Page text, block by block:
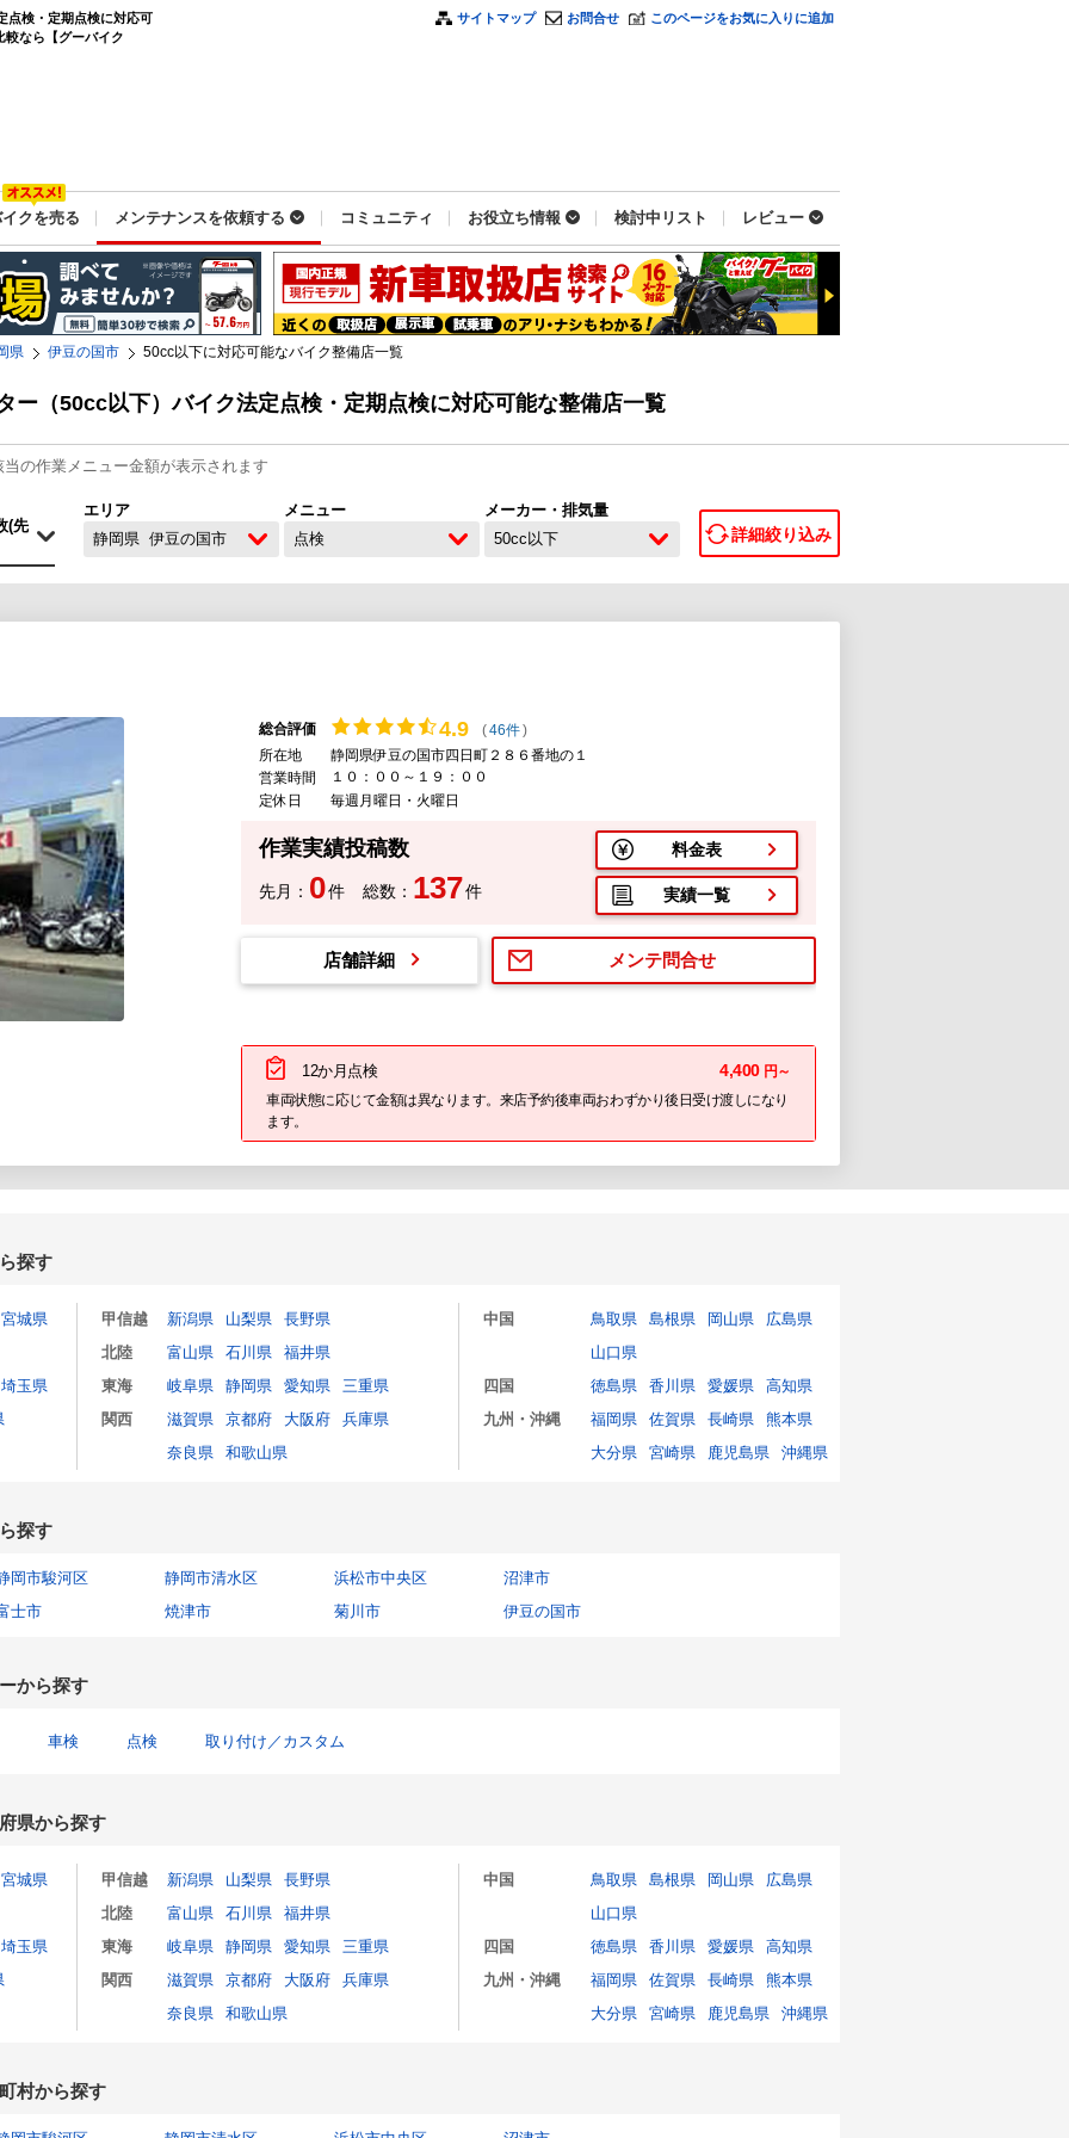
点検・定期点検に対応可
較なら【グーバイク
サイトマップ お問合せ このページをお気に入りに追加
クを売る メンテナンスを依頼する コミュニティ お役立ち情報 検討中リスト レビュー
県 伊豆の国市 50cc以下に対応可能なバイク整備店一覧
ー（50cc以下）バイク法定点検・定期点検に対応可能な整備店一覧
の作業メニュー金額が表示されます
エリア
静岡県 伊豆の国市
メニュー
点検
メーカー・排気量
50cc以下
詳細絞り込み
総合評価 4.9 (46件)
所在地
静岡県伊豆の国市四日町２８６番地の１
営業時間
１０：００～１９：００
定休日
毎週月曜日・火曜日
作業実績投稿数
先月： 0件 総数： 137件
料金表
実績一覧
メンテ問合せ
店舗詳細
12か月点検 4,400 円～
車両状態に応じて金額は異なります。来店予約後車両おわずかり後日受け渡しになり
ます。
探す
宮城県
埼玉県
甲信越 新潟県 山梨県
長野県
北陸
富山県 石川県
福井県
東海
岐阜県 静岡県 愛知県
三重県
関西
滋賀県 京都府 大阪府
兵庫県
奈良県
和歌山県
中国 鳥取県 島根県 岡山県
広島県
山口県
四国
徳島県 香川県 愛媛県
高知県
九州・沖縄
福岡県 佐賀県 長崎県
熊本県
大分県
宮崎県 鹿児島県 沖縄県
探す
岡市駿河区 静岡市清水区 浜松市中央区
沼津市
士市
焼津市 菊川市 伊豆の国市
から探す
車検 点検 取り付け／カスタム
県から探す
宮城県
埼玉県
甲信越 新潟県 山梨県
長野県
北陸
富山県 石川県
福井県
東海
岐阜県 静岡県 愛知県
三重県
関西
滋賀県 京都府 大阪府
兵庫県
奈良県
和歌山県
中国 鳥取県 島根県 岡山県
広島県
山口県
四国
徳島県 香川県 愛媛県
高知県
九州・沖縄
福岡県 佐賀県 長崎県
熊本県
大分県
宮崎県 鹿児島県 沖縄県
村から探す